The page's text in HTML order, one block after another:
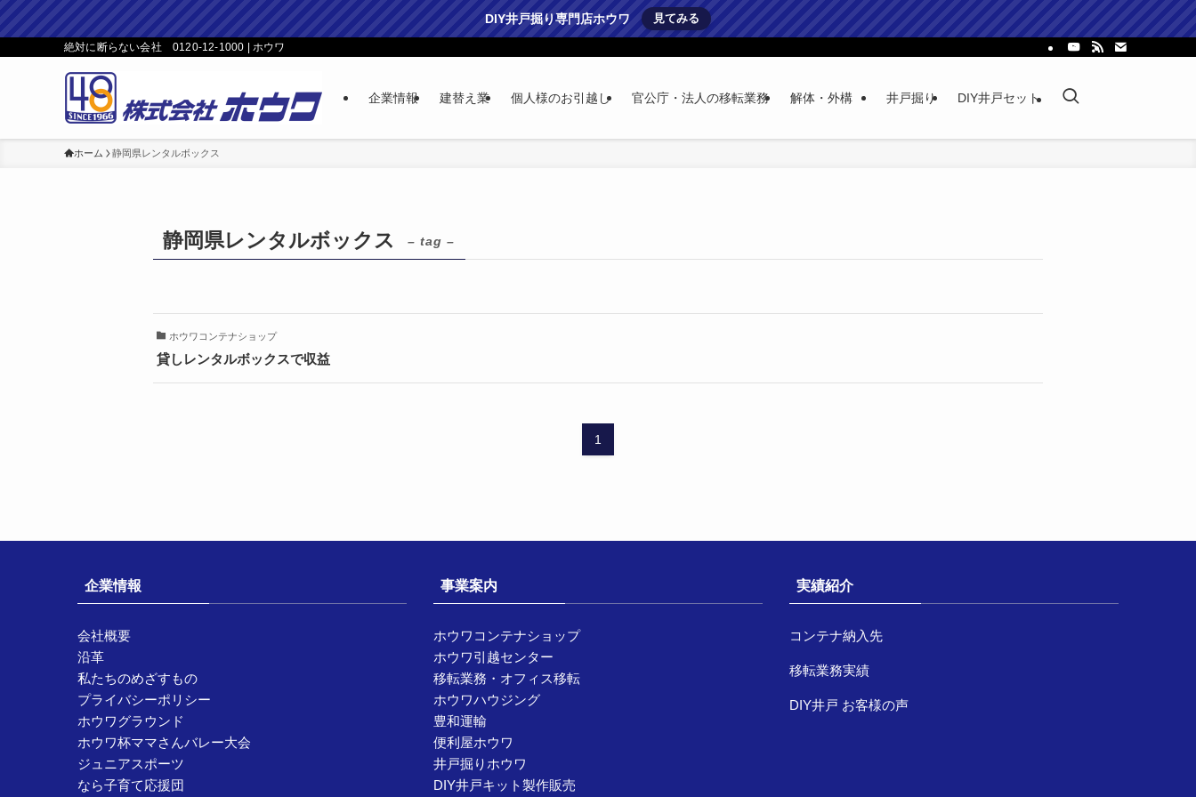
DIY井戸掘り専門店ホウワ 見てみる
絶対に断らない会社 0120-12-1000 | ホウワ
企業情報 建替え業 個人様のお引越し 官公庁・法人の移転業務 解体・外構 井戸掘り DIY井戸セット
ホーム 静岡県レンタルボックス
静岡県レンタルボックス – tag –
ホウワコンテナショップ
貸しレンタルボックスで収益
1
企業情報
会社概要
沿革
私たちのめざすもの
プライバシーポリシー
ホウワグラウンド
ホウワ杯ママさんバレー大会
ジュニアスポーツ
なら子育て応援団
事業案内
ホウワコンテナショップ
ホウワ引越センター
移転業務・オフィス移転
ホウワハウジング
豊和運輸
便利屋ホウワ
井戸掘りホウワ
DIY井戸キット製作販売
実績紹介
コンテナ納入先
移転業務実績
DIY井戸 お客様の声